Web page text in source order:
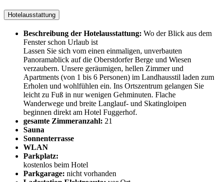
Hotelausstattung
Beschreibung der Hotelausstattung: Wo der Blick aus dem
Fenster schon Urlaub ist
Lassen Sie sich vom einen einmaligen, unverbauten
Panoramablick auf die Oberstdorfer Berge und Wiesen
verzaubern. Unsere geräumigen, hellen Zimmer und
Apartments (von 1 bis 6 Personen) im Landhausstil laden zum
Erholen und wohlfühlen ein. Ins Ortszentrum gelangen Sie
leicht zu Fuß in nur wenigen Gehminuten. Flache
Wanderwege und breite Langlauf- und Skatingloipen
beginnen direkt am Hotel Fuggerhof.
gesamte Zimmeranzahl: 21
Sauna
Sonnenterrasse
WLAN
Parkplatz:
kostenlos beim Hotel
Parkgarage: nicht vorhanden